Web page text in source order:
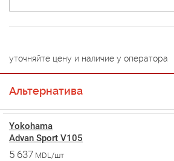
уточняйте цену и наличие у оператора
Альтернатива
Yokohama
Advan Sport V105
5 637 MDL/шт